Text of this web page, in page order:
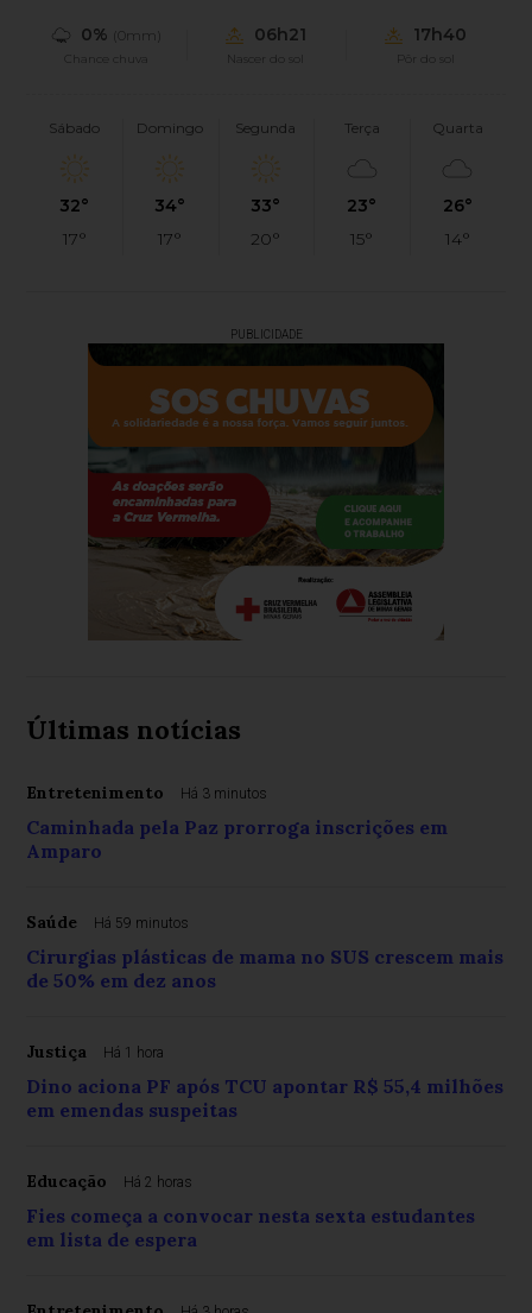
0% (0mm)
Chance chuva
06h21
Nascer do sol
17h40
Pôr do sol
Sábado
32°
17°
Domingo
34°
17°
Segunda
33°
20°
Terça
23°
15°
Quarta
26°
14°
PUBLICIDADE
Últimas notícias
Entretenimento Há 3 minutos
Caminhada pela Paz prorroga inscrições em
Amparo
Saúde Há 59 minutos
Cirurgias plásticas de mama no SUS crescem mais
de 50% em dez anos
Justiça Há 1 hora
Dino aciona PF após TCU apontar R$ 55,4 milhões
em emendas suspeitas
Educação Há 2 horas
Fies começa a convocar nesta sexta estudantes
em lista de espera